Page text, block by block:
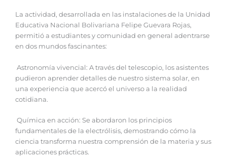
La actividad, desarrollada en las instalaciones de la Unidad
Educativa Nacional Bolivariana Felipe Guevara Rojas,
permitió a estudiantes y comunidad en general adentrarse
en dos mundos fascinantes:
Astronomía vivencial: A través del telescopio, los asistentes
pudieron aprender detalles de nuestro sistema solar, en
una experiencia que acercó el universo a la realidad
cotidiana.
Química en acción: Se abordaron los principios
fundamentales de la electrólisis, demostrando cómo la
ciencia transforma nuestra comprensión de la materia y sus
aplicaciones prácticas.